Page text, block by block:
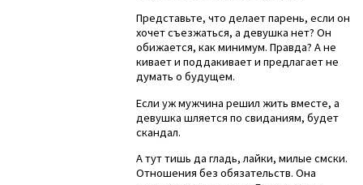
Представьте, что делает парень, если он
хочет съезжаться, а девушка нет? Он
обижается, как минимум. Правда? А не
кивает и поддакивает и предлагает не
думать о будущем.
Если уж мужчина решил жить вместе, а
девушка шляется по свиданиям, будет
скандал.
А тут тишь да гладь, лайки, милые смски.
Отношения без обязательств. Она